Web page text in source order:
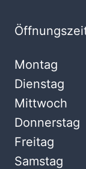
Montag
Dienstag
Mittwoch
Donnerstag
Freitag
Samstag